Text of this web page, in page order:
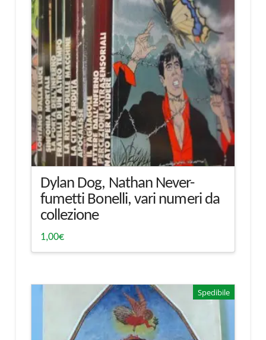
Dylan Dog, Nathan Never-
fumetti Bonelli, vari numeri da
collezione
1,00€
Spedibile